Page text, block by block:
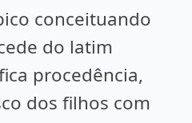
conceituando
do latim
procedência,
dos filhos com